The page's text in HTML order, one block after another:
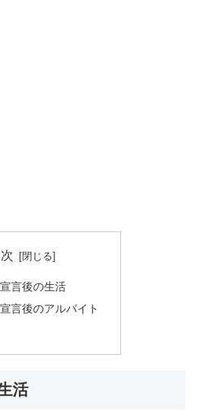
言後の生活
言後のアルバイト
活